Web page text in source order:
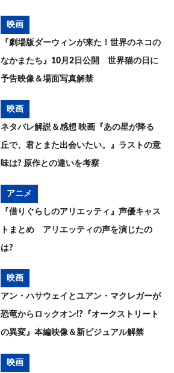
映画
『劇場版ダーウィンが来た！世界のネコの
なかまたち』10月2日公開 世界猫の日に
予告映像＆場面写真解禁
映画
ネタバレ解説＆感想 映画『あの星が降る
丘で、君とまた出会いたい。』ラストの意
味は? 原作との違いを考察
アニメ
『借りぐらしのアリエッティ』声優キャス
トまとめ アリエッティの声を演じたの
は?
映画
アン・ハサウェイとユアン・マクレガーが
恐竜からロックオン!?『オークストリート
の異変』本編映像＆新ビジュアル解禁
映画